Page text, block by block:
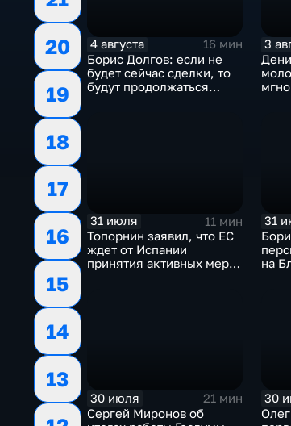
20
19
18
17
16
15
14
13
4 августа
16 мин
Борис Долгов: если не
будет сейчас сделки, то
будут продолжаться
3
31 июля
11 мин
Топорнин заявил, что ЕС
ждет от Испании
принятия активных мер
31
на
30 июля
21 мин
Сергей Миронов об
30